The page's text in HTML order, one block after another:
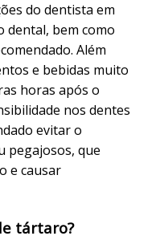
do dentista em
dental, bem como
Além
e bebidas muito
horas após o
nos dentes
evitar o
pegajosos, que
e causar
tártaro?